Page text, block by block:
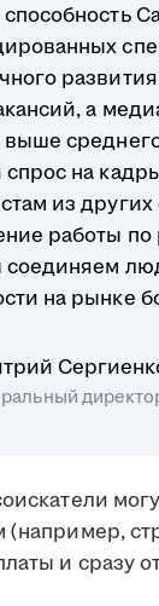
а
среднего
на
из
работы
на рынке
(например,
и сразу